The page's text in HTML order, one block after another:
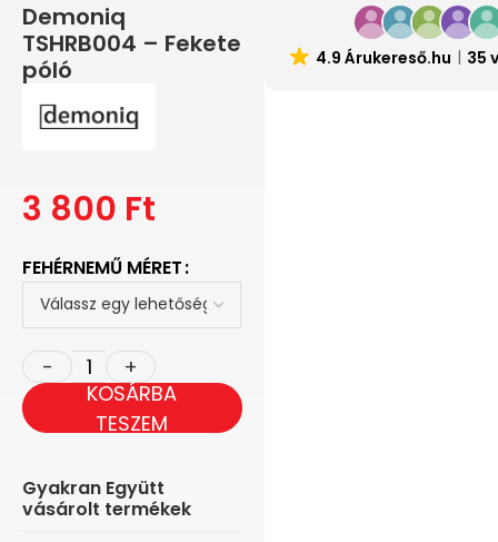
Demoniq
TSHRB004 – Fekete
póló
3 800 Ft
FEHÉRNEMŰ MÉRET
KOSÁRBA
TESZEM
Gyakran Együtt
vásárolt termékek
4.9 Árukereső.hu 35